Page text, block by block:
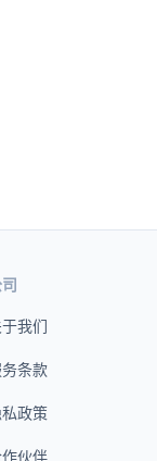
我们
条款
政策
伙伴